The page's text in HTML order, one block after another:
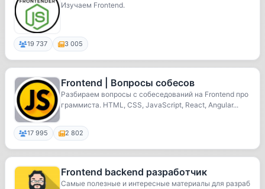
Изучаем Frontend.
19 737 3 005
Frontend | Вопросы собесов
Разбираем вопросы с собеседований на Frontend про
граммиста. HTML, CSS, JavaScript, React, Angular...
17 995 2 802
Frontend backend разработчик
Самые полезные и интересные материалы для разраб